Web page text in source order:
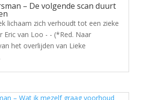
– De volgende scan duurt
lichaam zich verhoudt tot een zieke
Eric van Loo - - (*Red. Naar
het overlijden van Lieke